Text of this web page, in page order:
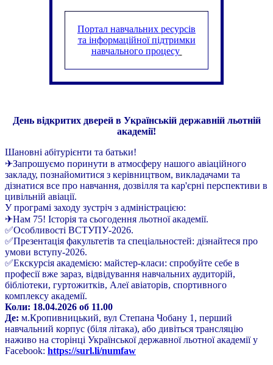
Портал навчальних ресурсів
та інформаційної підтримки
навчального процесу
День відкритих дверей в Українській державній льотній
академії!
Шановні абітурієнти та батьки!
✈Запрошуємо поринути в атмосферу нашого авіаційного
закладу, познайомитися з керівництвом, викладачами та
дізнатися все про навчання, дозвілля та кар'єрні перспективи в
цивільній авіації.
У програмі заходу зустріч з адміністрацією:
✈Нам 75! Історія та сьогодення льотної академії.
✅Особливості ВСТУПУ-2026.
✅Презентація факультетів та спеціальностей: дізнайтеся про
умови вступу-2026.
✅Екскурсія академією: майстер-класи: спробуйте себе в
професії вже зараз, відвідування навчальних аудиторій,
бібліотеки, гуртожитків, Алеї авіаторів, спортивного
комплексу академії.
Коли: 18.04.2026 об 11.00
Де: м.Кропивницький, вул Степана Чобану 1, перший
навчальний корпус (біля літака), або дивіться трансляцію
наживо на сторінці Української державної льотної академії у
Facebook: https://surl.li/numfaw